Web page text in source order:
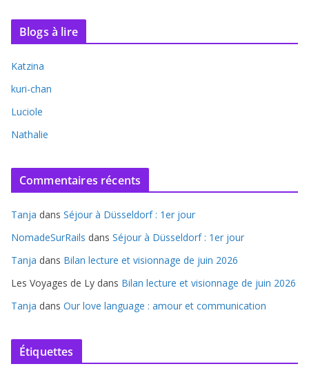
Blogs à lire
Katzina
kuri-chan
Luciole
Nathalie
Commentaires récents
Tanja dans Séjour à Düsseldorf : 1er jour
NomadeSurRails dans Séjour à Düsseldorf : 1er jour
Tanja dans Bilan lecture et visionnage de juin 2026
Les Voyages de Ly dans Bilan lecture et visionnage de juin 2026
Tanja dans Our love language : amour et communication
Étiquettes